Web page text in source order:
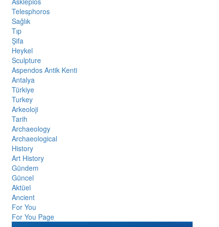
Telesphoros
Sağlık
Tıp
Şifa
Heykel
Sculpture
Aspendos Antik Kenti
Antalya
Türkiye
Turkey
Arkeoloji
Tarih
Archaeology
Archaeological
History
Art History
Gündem
Güncel
Aktüel
Ancient
For You
For You Page